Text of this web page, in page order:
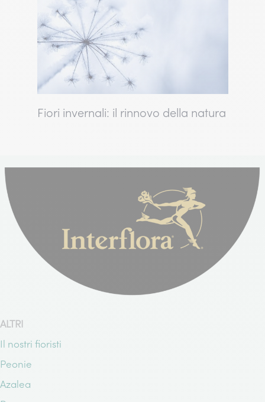
Fiori invernali: il rinnovo della natura
ALTRI
Il nostri fioristi
Peonie
Azalea